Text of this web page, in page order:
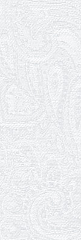
Вітаємо з
кольори
26.04.2026
З першою
25.04.2026
Трудовий
24.04.2026
З
родина»!
02.04.2026
01.04.2026